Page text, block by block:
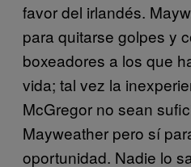
favor del irlandés.
para quitarse golpes y
boxeadores a los que
vida; tal vez la
McGregor no sean
Mayweather pero sí
oportunidad. Nadie lo